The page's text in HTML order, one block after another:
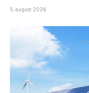
5. august 2026